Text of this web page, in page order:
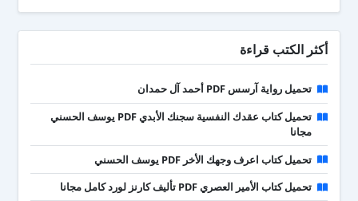
أكثر الكتب قراءة
تحميل رواية آرسس PDF أحمد آل حمدان
تحميل كتاب عقدك النفسية سجنك الأبدي PDF يوسف الحسني
مجانا
تحميل كتاب اعرف وجهك الأخر PDF يوسف الحسني
تحميل كتاب الأمير العصري PDF تأليف كارنز لورد كامل مجانا